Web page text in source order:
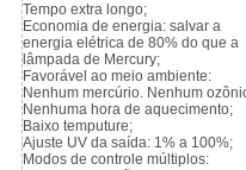
Tempo extra longo;
Economia de energia: salvar a
energia elétrica de 80% do que a
lâmpada de Mercury;
Favorável ao meio ambiente:
Nenhum mercúrio. Nenhum
Nenhuma hora de aquecimento;
Baixo temputure;
Ajuste UV da saída: 1% a 100%;
Modos de controle múltiplos: